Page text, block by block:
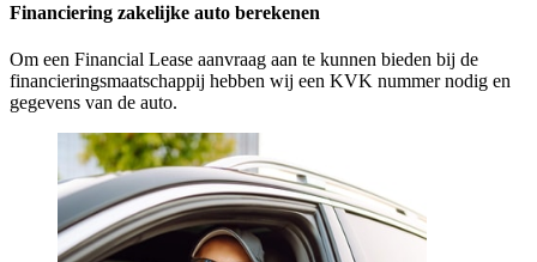
Financiering zakelijke auto berekenen
Om een Financial Lease aanvraag aan te kunnen bieden bij de
financieringsmaatschappij hebben wij een KVK nummer nodig en
gegevens van de auto.